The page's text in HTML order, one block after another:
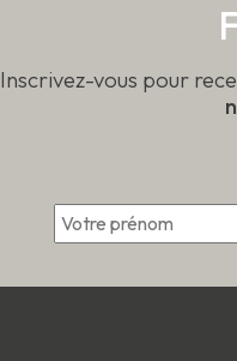
Inscrivez-vous pour